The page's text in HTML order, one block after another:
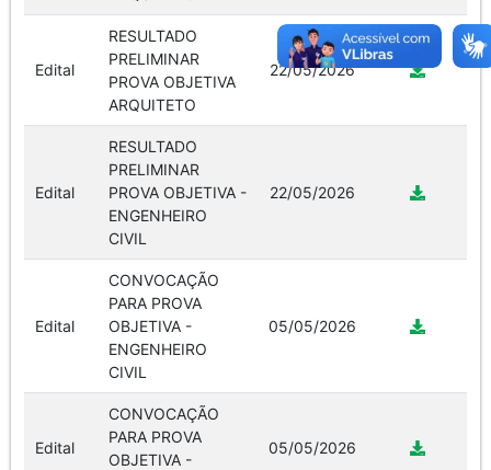
Edital
RESULTADO
PRELIMINAR
PROVA OBJETIVA
ARQUITETO
22/05/2026
Edital
RESULTADO
PRELIMINAR
PROVA OBJETIVA -
ENGENHEIRO
CIVIL
22/05/2026
Edital
CONVOCAÇÃO
PARA PROVA
OBJETIVA -
ENGENHEIRO
CIVIL
05/05/2026
Edital
CONVOCAÇÃO
PARA PROVA
OBJETIVA -
05/05/2026